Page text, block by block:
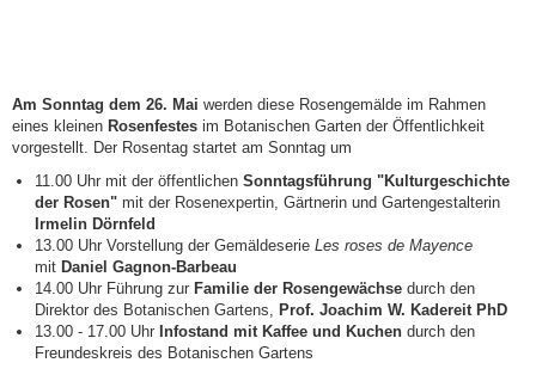
Am Sonntag dem 26. Mai werden diese Rosengemälde im Rahmen
eines kleinen Rosenfestes im Botanischen Garten der Öffentlichkeit
vorgestellt. Der Rosentag startet am Sonntag um
11.00 Uhr mit der öffentlichenSonntagsführung "Kulturgeschichte
der Rosen" mit der Rosenexpertin, Gärtnerin und Gartengestalterin
Irmelin Dörnfeld
13.00 Uhr Vorstellung der GemäldeserieLes roses de Mayence
mitDaniel Gagnon-Barbeau
14.00 Uhr Führung zurFamilie der Rosengewächse durch den
Direktor des Botanischen Gartens,Prof. Joachim W. Kadereit PhD
13.00 - 17.00 UhrInfostand mit Kaffee und Kuchen durch den
Freundeskreis des Botanischen Gartens